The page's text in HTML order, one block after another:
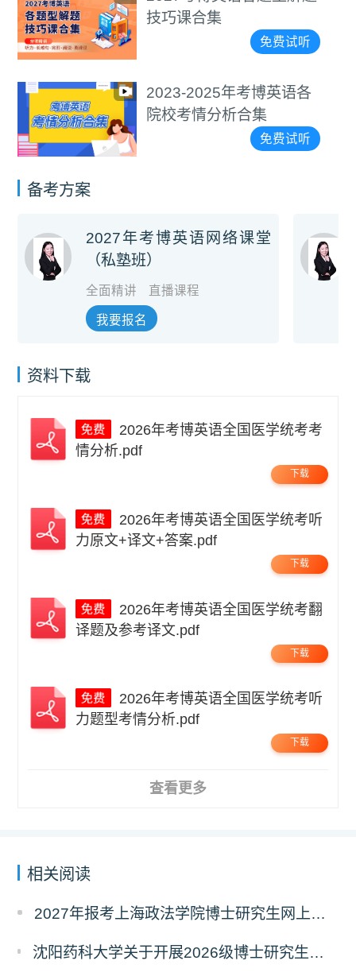
技巧课合集
免费试听
2023-2025年考博英语各
院校考情分析合集
免费试听
备考方案
2027年考博英语网络课堂
（私塾班）
全面精讲 直播课程
我要报名
资料下载
情分析.pdf
下载
力原文+译文+答案.pdf
下载
译题及参考译文.pdf
下载
力题型考情分析.pdf
下载
查看更多
相关阅读
2027年报考上海政法学院博士研究生网上报名公告
沈阳药科大学关于开展2026级博士研究生录取后信息采集及档案调取等相关工作的通知